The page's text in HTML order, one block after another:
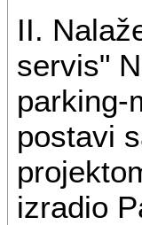
II.
servis"
parking-
postavi
izradio